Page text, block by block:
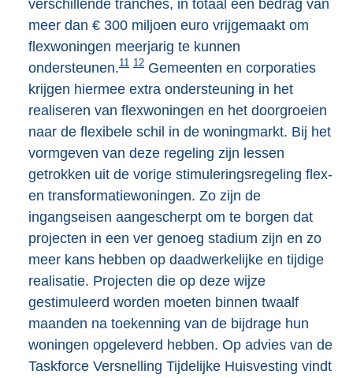
verschillende tranches, in totaal een bedrag van
meer dan € 300 miljoen euro vrijgemaakt om
flexwoningen meerjarig te kunnen
ondersteunen.11 12 Gemeenten en corporaties
krijgen hiermee extra ondersteuning in het
realiseren van flexwoningen en het doorgroeien
naar de flexibele schil in de woningmarkt. Bij het
vormgeven van deze regeling zijn lessen
getrokken uit de vorige stimuleringsregeling flex-
en transformatiewoningen. Zo zijn de
ingangseisen aangescherpt om te borgen dat
projecten in een ver genoeg stadium zijn en zo
meer kans hebben op daadwerkelijke en tijdige
realisatie. Projecten die op deze wijze
gestimuleerd worden moeten binnen twaalf
maanden na toekenning van de bijdrage hun
woningen opgeleverd hebben. Op advies van de
Taskforce Versnelling Tijdelijke Huisvesting vindt